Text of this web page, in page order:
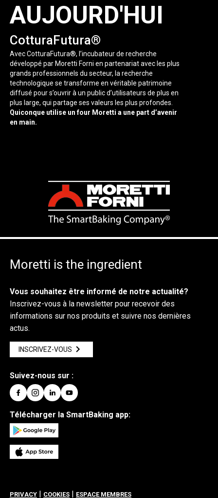
AUJOURD'HUI
CotturaFutura®
Avec CotturaFutura®, l’incubateur de recherche
développé par Moretti Forni en partenariat avec les plus
grands professionnels du secteur, la recherche
technologique se transforme en véritable patrimoine
diffusé pour s’ouvrir à un public d’utilisateurs de plus en
plus large, qui partage ses valeurs les plus profondes.
Quiconque utilise un four Moretti a une part d’avenir
en main.
Moretti is the ingredient
Vous souhaitez être informé de notre actualité?
Inscrivez-vous à la newsletter pour recevoir des
informations sur nos produits et suivre nos dernières
actus.
INSCRIVEZ-VOUS
Suivez-nous sur :
Télécharger la SmartBaking app:
PRIVACY | COOKIES | ESPACE MEMBRES